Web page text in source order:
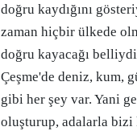
doğru kaydığını
zaman hiçbir ülkede
doğru kayacağı
Çeşme'de deniz, kum,
gibi her şey var. Yani
oluşturup, adalarla bizi